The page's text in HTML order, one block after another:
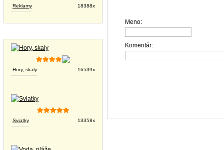
Reklamy 18388x
Hory, skaly 16539x
Sviatky 13358x
Meno:
Komentár: